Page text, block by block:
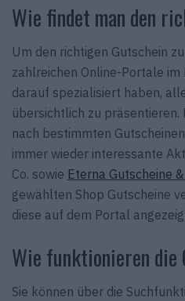
Wie findet man den
Um den richtigen Gutschein
zahlreichen Online-Portale
darauf spezialisiert haben,
übersichtlich zu präsentieren.
nach bestimmten
immer wieder interessante
Co. sowie Eterna Gutscheine
gewählten Shop Gutscheine
diese auf dem Portal
Wie funktionieren die
Sie können über die